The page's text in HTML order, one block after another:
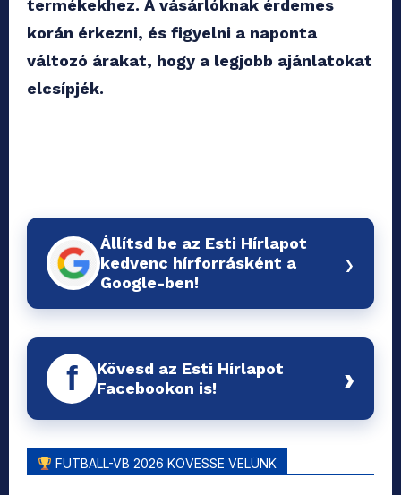
termékekhez. A vásárlóknak érdemes
korán érkezni, és figyelni a naponta
változó árakat, hogy a legjobb ajánlatokat
elcsípjék.
Állítsd be az Esti Hírlapot
kedvenc hírforrásként a
Google-ben!
›
f
Kövesd az Esti Hírlapot
Facebookon is!
›
FUTBALL-VB 2026 KÖVESSE VELÜNK